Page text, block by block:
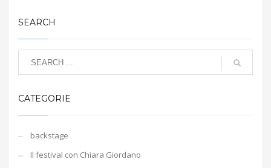
SEARCH
CATEGORIE
backstage
Il festival con Chiara Giordano